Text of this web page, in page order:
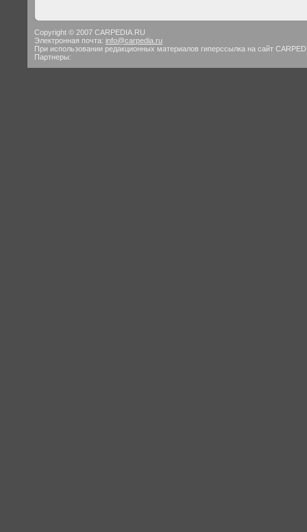
Copyright © 2007 CARPEDIA.RU
Электронная почта: info@carpedia.ru
При использовании редакционных материалов гиперссылка на сайт
Партнеры: